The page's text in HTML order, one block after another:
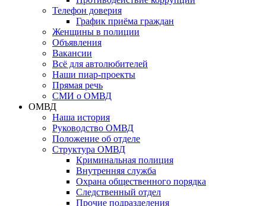
Телефон доверия
График приёма граждан
Женщины в полиции
Объявления
Вакансии
Всё для автолюбителей
Наши пиар-проекты
Прямая речь
СМИ о ОМВД
ОМВД
Наша история
Руководство ОМВД
Положение об отделе
Структура ОМВД
Криминальная полиция
Внутренняя служба
Охрана общественного порядка
Следственный отдел
Прочие подразделения